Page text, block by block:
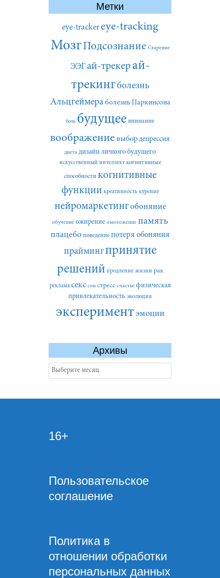
Метки
eye-tracker eye-tracking
МозгПодсознание Старение
ЭЭГай-трекерай-
трекингболезнь
Альцгеймера болезнь Паркинсона
боль будущее внимание
воображение выбор депрессия
диета дизайн личного будущего
искусственный интеллект когнитивные
способности когнитивные
функции креативность курение
нейромаркетингобоняние
обучение ожирение омоложение память
плацебо поведение потеря обоняния
праймингпринятие
решений продление жизни рак
реклама секс сон стресс счастье физическая
привлекательность эволюция
экспериментэмоции
Архивы
Архивы
16+
Пользовательское
соглашение
Политика в
отношении обработки
персональных данных